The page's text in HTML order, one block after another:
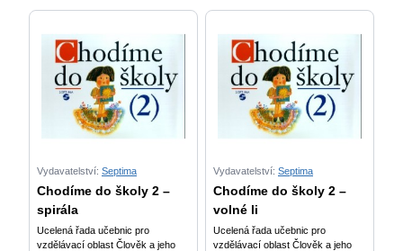
Vydavatelství: Septima
Chodíme do školy 2 –
spirála
Ucelená řada učebnic pro
vzdělávací oblast Člověk a jeho
Vydavatelství: Septima
Chodíme do školy 2 –
volné li
Ucelená řada učebnic pro
vzdělávací oblast Člověk a jeho